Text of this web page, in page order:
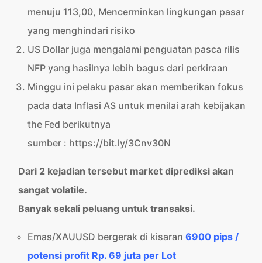
menuju 113,00, Mencerminkan lingkungan pasar
yang menghindari risiko
US Dollar juga mengalami penguatan pasca rilis
NFP yang hasilnya lebih bagus dari perkiraan
Minggu ini pelaku pasar akan memberikan fokus
pada data Inflasi AS untuk menilai arah kebijakan
the Fed berikutnya
sumber : https://bit.ly/3Cnv30N
Dari 2 kejadian tersebut market diprediksi akan
sangat volatile.
Banyak sekali peluang untuk transaksi.
Emas/XAUUSD bergerak di kisaran 6900 pips /
potensi profit Rp. 69 juta per Lot